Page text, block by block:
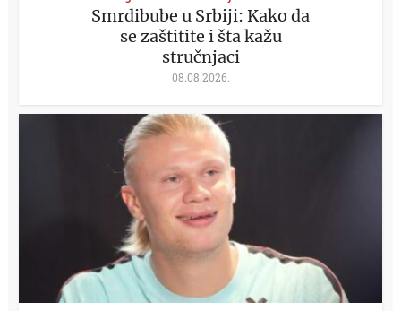
Smrdibube u Srbiji: Kako da
se zaštitite i šta kažu
stručnjaci
08.08.2026.